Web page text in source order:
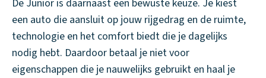
De Junior is daarnaast een bewuste keuze. Je kiest
een auto die aansluit op jouw rijgedrag en de ruimte,
technologie en het comfort biedt die je dagelijks
nodig hebt. Daardoor betaal je niet voor
eigenschappen die je nauwelijks gebruikt en haal je